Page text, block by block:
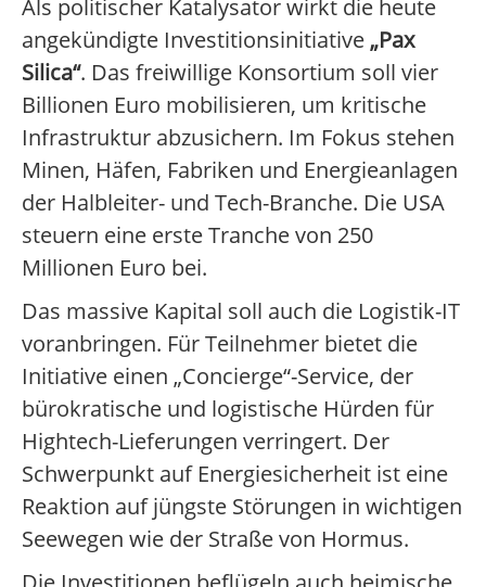
Als politischer Katalysator wirkt die heute
angekündigte Investitionsinitiative „Pax
Silica“. Das freiwillige Konsortium soll vier
Billionen Euro mobilisieren, um kritische
Infrastruktur abzusichern. Im Fokus stehen
Minen, Häfen, Fabriken und Energieanlagen
der Halbleiter- und Tech-Branche. Die USA
steuern eine erste Tranche von 250
Millionen Euro bei.
Das massive Kapital soll auch die Logistik-IT
voranbringen. Für Teilnehmer bietet die
Initiative einen „Concierge“-Service, der
bürokratische und logistische Hürden für
Hightech-Lieferungen verringert. Der
Schwerpunkt auf Energiesicherheit ist eine
Reaktion auf jüngste Störungen in wichtigen
Seewegen wie der Straße von Hormus.